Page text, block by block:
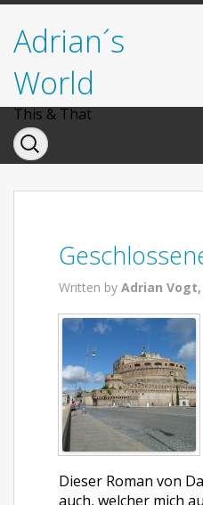
Adrian´s
World
This & That
Norwegen
Written by Adrian Vogt,
Dieser Roman von
auch, welcher mich